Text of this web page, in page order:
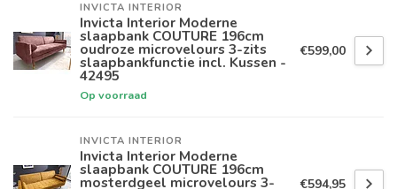
INVICTA INTERIOR
Invicta Interior Moderne
slaapbank COUTURE 196cm
oudroze microvelours 3-zits
slaapbankfunctie incl. Kussen -
42495
Op voorraad
€599,00
INVICTA INTERIOR
Invicta Interior Moderne
slaapbank COUTURE 196cm
mosterdgeel microvelours 3- €594,95